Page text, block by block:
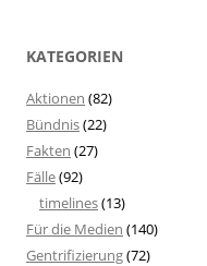
KATEGORIEN
Aktionen (82)
Bündnis(22)
Fakten (27)
Fälle(92)
timelines(13)
Für die Medien (140)
Gentrifizierung(72)